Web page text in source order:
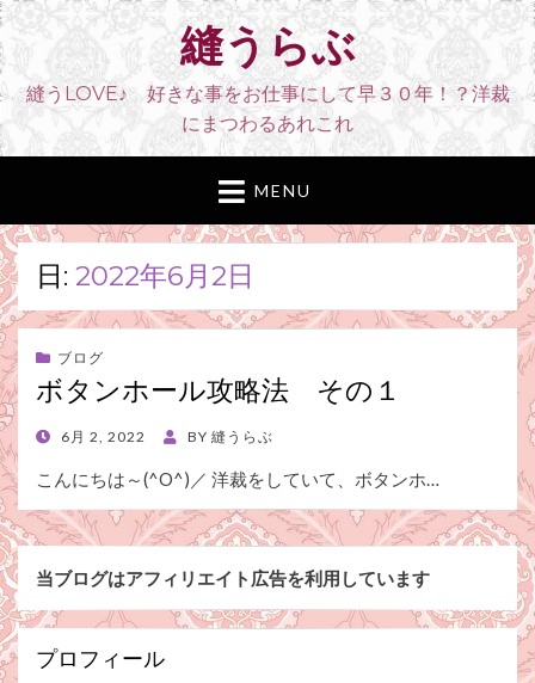
縫うらぶ
縫うLOVE♪ 好きな事をお仕事にして早３０年！？洋裁
にまつわるあれこれ
MENU
日: 2022年6月2日
ブログ
ボタンホール攻略法 その１
POSTED
6月 2, 2022 BY 縫うらぶ
こんにちは～(^O^)／ 洋裁をしていて、ボタンホ…
当ブログはアフィリエイト広告を利用しています
プロフィール